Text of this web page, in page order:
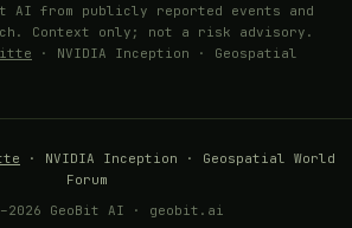
AI from publicly reported events and
Context only; not a risk advisory.
· NVIDIA Inception · Geospatial
· NVIDIA Inception · Geospatial World
Forum
GeoBit AI · geobit.ai